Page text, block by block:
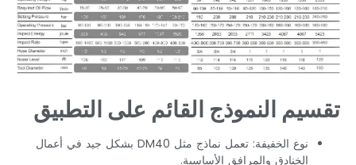
تقسيم النموذج القائم على التطبيق
نوع الخفيفة: تعمل نماذج مثل DM40 بشكل جيد في أعمال
الخنادق والمرافق الأساسية.